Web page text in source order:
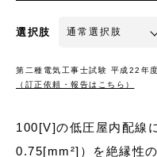
選択肢
第二種電気工事士試験 平成22年
（訂正依頼・報告はこちら）
100[V]の低圧屋内配線
0.75[mm²]）を絶縁性